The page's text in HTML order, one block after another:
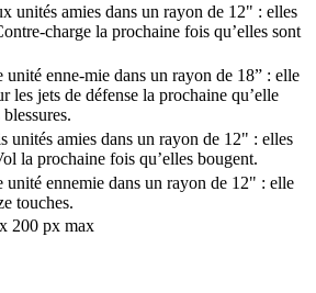
unités amies dans un rayon de 12" : elles
charge la prochaine fois qu’elles sont
unité enne-mie dans un rayon de 18” : elle
les jets de défense la prochaine qu’elle
unités amies dans un rayon de 12" : elles
la prochaine fois qu’elles bougent.
unité ennemie dans un rayon de 12" : elle
touches.
200 px max